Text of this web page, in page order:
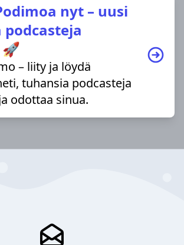
nyt – uusi
– liity ja löydä
tuhansia podcasteja
odottaa sinua.